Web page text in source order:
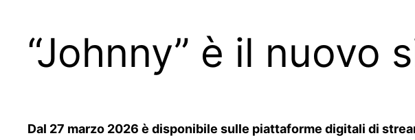
“Johnny” è il nuovo
Dal 27 marzo 2026 è disponibile sulle piattaforme digitali di